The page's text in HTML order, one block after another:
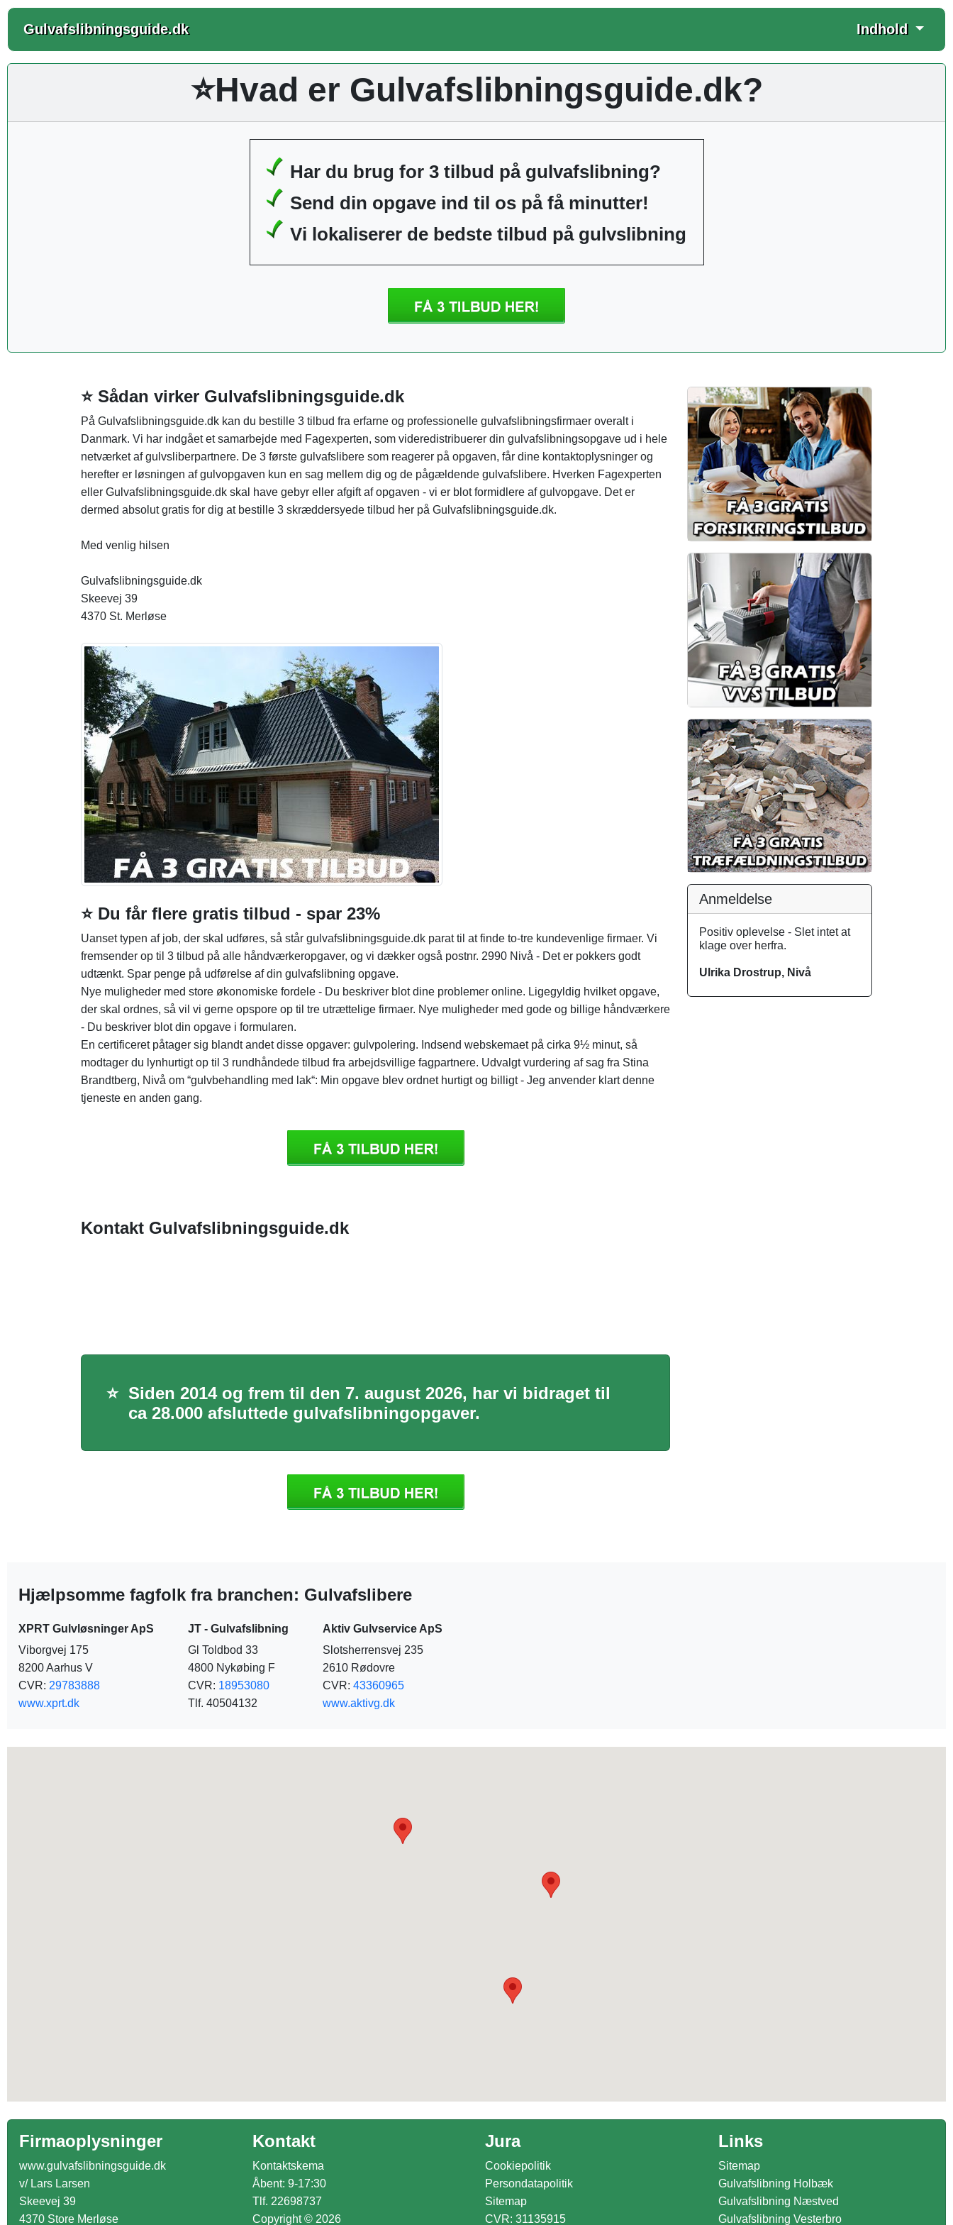
Gulvafslibningsguide.dk Indhold
⭐Hvad er Gulvafslibningsguide.dk?
Har du brug for 3 tilbud på gulvafslibning?
Send din opgave ind til os på få minutter!
Vi lokaliserer de bedste tilbud på gulvslibning
⭐ Sådan virker Gulvafslibningsguide.dk
På Gulvafslibningsguide.dk kan du bestille 3 tilbud fra erfarne og professionelle gulvafslibningsfirmaer overalt i
Danmark. Vi har indgået et samarbejde med Fagexperten, som videredistribuerer din gulvafslibningsopgave ud i hele
netværket af gulvsliberpartnere. De 3 første gulvafslibere som reagerer på opgaven, får dine kontaktoplysninger og
herefter er løsningen af gulvopgaven kun en sag mellem dig og de pågældende gulvafslibere. Hverken Fagexperten
eller Gulvafslibningsguide.dk skal have gebyr eller afgift af opgaven - vi er blot formidlere af gulvopgave. Det er
dermed absolut gratis for dig at bestille 3 skræddersyede tilbud her på Gulvafslibningsguide.dk.
Med venlig hilsen
Gulvafslibningsguide.dk
Skeevej 39
4370 St. Merløse
⭐ Du får flere gratis tilbud - spar 23%
Uanset typen af job, der skal udføres, så står gulvafslibningsguide.dk parat til at finde to-tre kundevenlige firmaer. Vi
fremsender op til 3 tilbud på alle håndværkeropgaver, og vi dækker også postnr. 2990 Nivå - Det er pokkers godt
udtænkt. Spar penge på udførelse af din gulvafslibning opgave.
Nye muligheder med store økonomiske fordele - Du beskriver blot dine problemer online. Ligegyldig hvilket opgave,
der skal ordnes, så vil vi gerne opspore op til tre utrættelige firmaer. Nye muligheder med gode og billige håndværkere
- Du beskriver blot din opgave i formularen.
En certificeret påtager sig blandt andet disse opgaver: gulvpolering. Indsend webskemaet på cirka 9½ minut, så
modtager du lynhurtigt op til 3 rundhåndede tilbud fra arbejdsvillige fagpartnere. Udvalgt vurdering af sag fra Stina
Brandtberg, Nivå om “gulvbehandling med lak“: Min opgave blev ordnet hurtigt og billigt - Jeg anvender klart denne
tjeneste en anden gang.
Kontakt Gulvafslibningsguide.dk
⭐ Siden 2014 og frem til den 7. august 2026, har vi bidraget til
ca 28.000 afsluttede gulvafslibningopgaver.
Anmeldelse
Positiv oplevelse - Slet intet at
klage over herfra.
Ulrika Drostrup, Nivå
Hjælpsomme fagfolk fra branchen: Gulvafslibere
XPRT Gulvløsninger ApS
Viborgvej 175
8200 Aarhus V
CVR: 29783888
www.xprt.dk
JT - Gulvafslibning
Gl Toldbod 33
4800 Nykøbing F
CVR: 18953080
Tlf. 40504132
Aktiv Gulvservice ApS
Slotsherrensvej 235
2610 Rødovre
CVR: 43360965
www.aktivg.dk
Firmaoplysninger
www.gulvafslibningsguide.dk
v/ Lars Larsen
Skeevej 39
4370 Store Merløse
Kontakt
Kontaktskema
Åbent: 9-17:30
Tlf. 22698737
Copyright © 2026
Jura
Cookiepolitik
Persondatapolitik
Sitemap
CVR: 31135915
Links
Sitemap
Gulvafslibning Holbæk
Gulvafslibning Næstved
Gulvafslibning Vesterbro